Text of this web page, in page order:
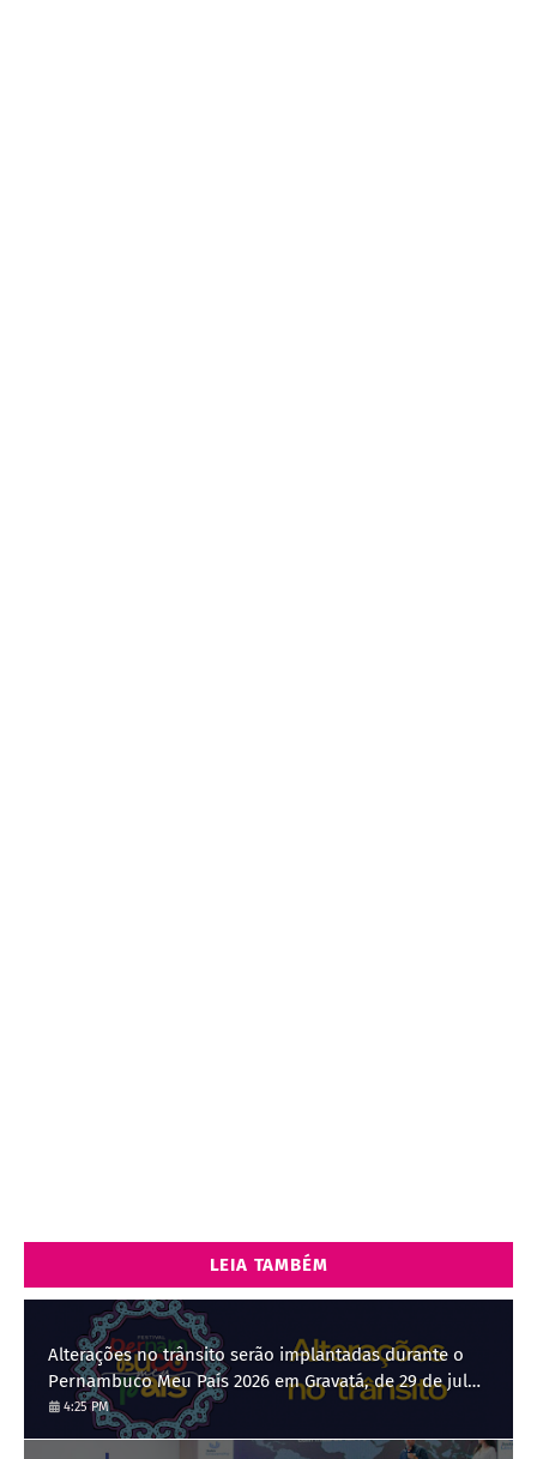
LEIA TAMBÉM
Alterações no trânsito serão implantadas durante o
Pernambuco Meu País 2026 em Gravatá, de 29 de julho
a 3 de agosto
4:25 PM